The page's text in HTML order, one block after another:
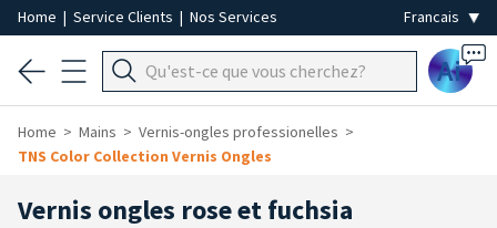
Home | Service Clients | Nos Services
Ai
Home Mains
Vernis-ongles professionelles
TNS Color Collection Vernis Ongles
Vernis ongles rose et fuchsia